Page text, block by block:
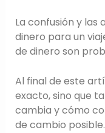
La confusión y las
dinero para un
de dinero son
Al final de este
exacto, sino que
cambia y cómo
de cambio posible.